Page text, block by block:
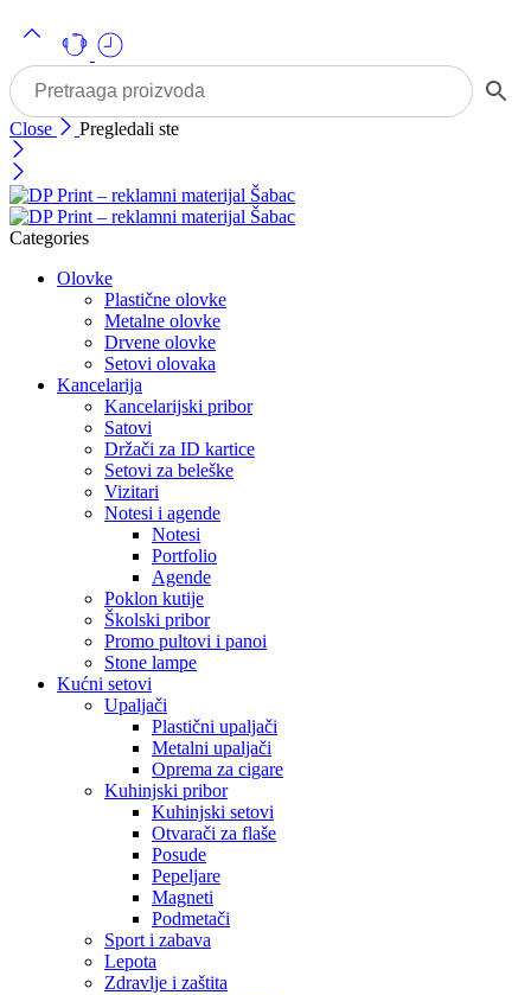
Close Pregledali ste
Categories
Olovke
Plastične olovke
Metalne olovke
Drvene olovke
Setovi olovaka
Kancelarija
Kancelarijski pribor
Satovi
Držači za ID kartice
Setovi za beleške
Vizitari
Notesi i agende
Notesi
Portfolio
Agende
Poklon kutije
Školski pribor
Promo pultovi i panoi
Stone lampe
Kućni setovi
Upaljači
Plastični upaljači
Metalni upaljači
Oprema za cigare
Kuhinjski pribor
Kuhinjski setovi
Otvarači za flaše
Posude
Pepeljare
Magneti
Podmetači
Sport i zabava
Lepota
Zdravlje i zaštita